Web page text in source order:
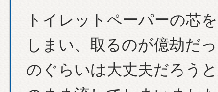
トイレットペーパーの芯
しまい、取るのが億劫だ
のぐらいは大丈夫だろう